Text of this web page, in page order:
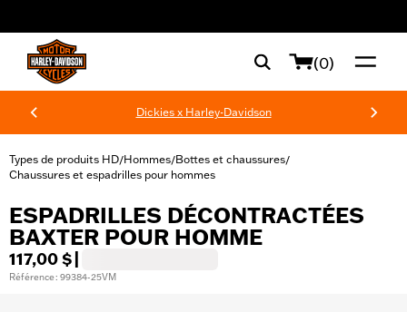
(0)
Dickies x Harley-Davidson
Types de produits HD/Hommes/Bottes et chaussures/
Chaussures et espadrilles pour hommes
ESPADRILLES DÉCONTRACTÉES
BAXTER POUR HOMME
117,00 $
Référence : 99384-25VM